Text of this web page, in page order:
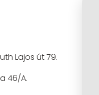
Lajos út 79.
46/A.